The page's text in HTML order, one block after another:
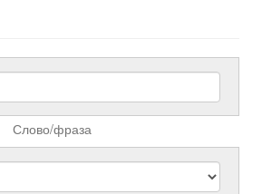
Слово/фраза